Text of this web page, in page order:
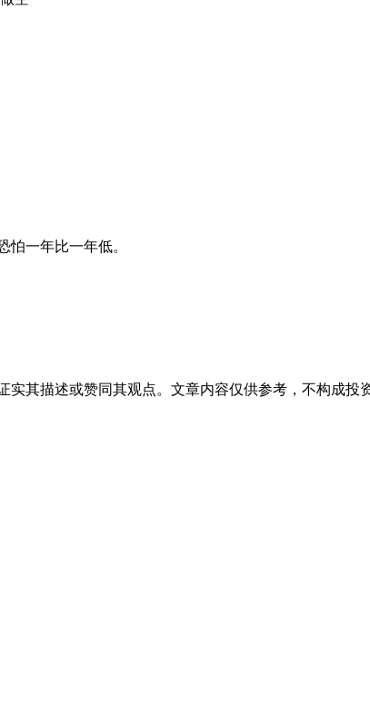
一年比一年低。
其描述或赞同其观点。文章内容仅供参考，不构成投